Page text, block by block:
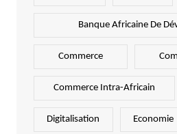
Banque Africaine De
Commerce
Commerce Intra-Africain
Digitalisation Economie